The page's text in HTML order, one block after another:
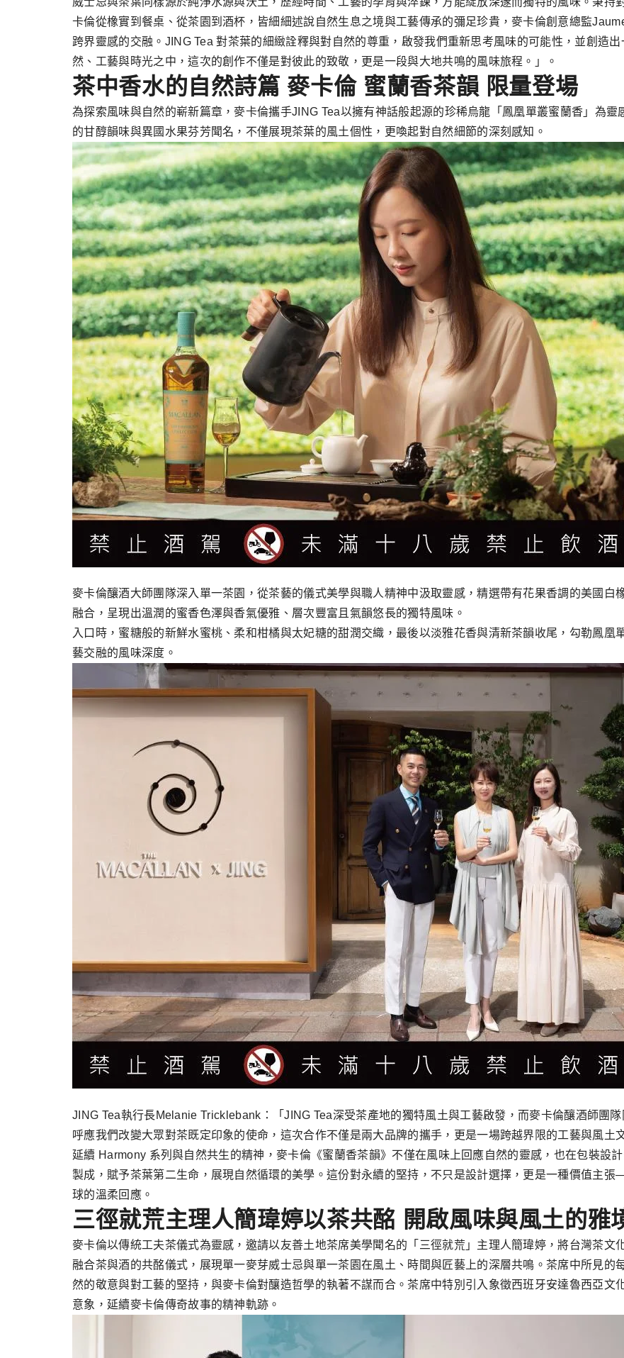
卡倫從橡實到餐桌、從茶園到酒杯，皆細細述說自然生息之境與工藝傳承的彌足珍貴，麥卡倫創意總監
跨界靈感的交融。JING Tea 對茶葉的細緻詮釋與對自然的尊重，啟發我們重新思考風味的可能性，並創造
然、工藝與時光之中，這次的創作不僅是對彼此的致敬，更是一段與大地共鳴的風味旅程。」。
茶中香水的自然詩篇 麥卡倫 蜜蘭香茶韻 限量登場
為探索風味與自然的嶄新篇章，麥卡倫攜手JING Tea以擁有神話般起源的珍稀烏龍「鳳凰單叢蜜蘭香」為
的甘醇韻味與異國水果芬芳聞名，不僅展現茶葉的風土個性，更喚起對自然細節的深刻感知。
麥卡倫釀酒大師團隊深入單一茶園，從茶藝的儀式美學與職人精神中汲取靈感，精選帶有花果香調的美國白
融合，呈現出溫潤的蜜香色澤與香氣優雅、層次豐富且氣韻悠長的獨特風味。
入口時，蜜糖般的新鮮水蜜桃、柔和柑橘與太妃糖的甜潤交織，最後以淡雅花香與清新茶韻收尾，勾勒鳳凰
藝交融的風味深度。
JING Tea執行長Melanie Tricklebank：「JING Tea深受茶產地的獨特風土與工藝啟發，而麥卡倫釀酒師團
呼應我們改變大眾對茶既定印象的使命，這次合作不僅是兩大品牌的攜手，更是一場跨越界限的工藝與風土
延續 Harmony 系列與自然共生的精神，麥卡倫《蜜蘭香茶韻》不僅在風味上回應自然的靈感，也在包裝設
製成，賦予茶葉第二生命，展現自然循環的美學。這份對永續的堅持，不只是設計選擇，更是一種價值主
球的溫柔回應。
三徑就荒主理人簡瑋婷以茶共酩 開啟風味與風土的雅
麥卡倫以傳統工夫茶儀式為靈感，邀請以友善土地茶席美學聞名的「三徑就荒」主理人簡瑋婷，將台灣茶文
融合茶與酒的共酩儀式，展現單一麥芽威士忌與單一茶園在風土、時間與匠藝上的深層共鳴。茶席中所見的
然的敬意與對工藝的堅持，與麥卡倫對釀造哲學的執著不謀而合。茶席中特別引入象徵西班牙安達魯西亞文
意象，延續麥卡倫傳奇故事的精神軌跡。